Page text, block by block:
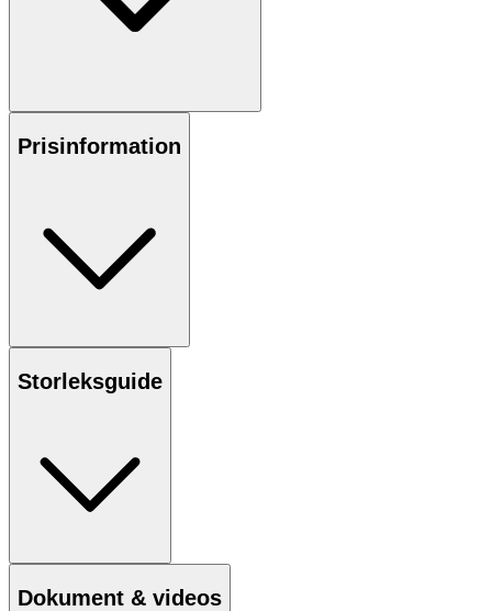
Prisinformation
Storleksguide
Dokument & videos